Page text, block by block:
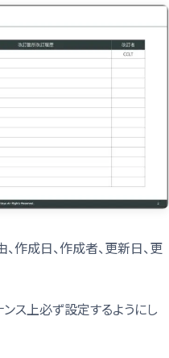
作成日、作成者、更新日、更
ス上必ず設定するようにし